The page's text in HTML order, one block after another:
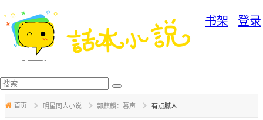
打开APP 书架 登录
首页 分类
角色广场
手机版
首页 明星同人小说 郭麒麟：暮声 有点腻人